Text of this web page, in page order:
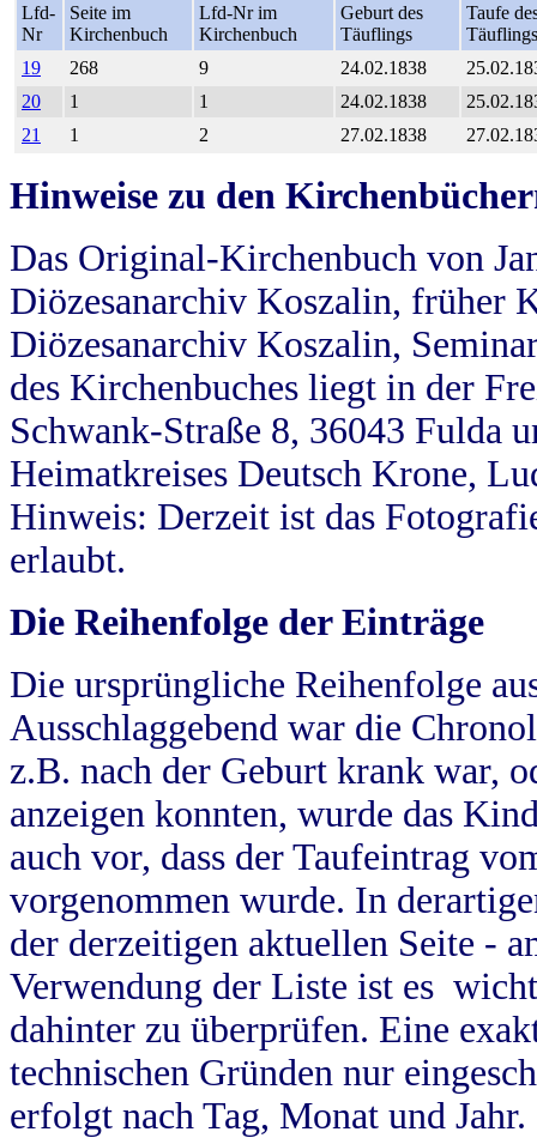
Lfd-
Nr
Seite im
Kirchenbuch
Lfd-Nr im
Kirchenbuch
Geburt des
Täuflings
Taufe
Täuflings
19
268 9 24.02.1838
20
1 1 24.02.1838
21
1 2 27.02.1838
Hinweise zu den
Das Original-Kirchenbuch von
Diözesanarchiv Koszalin, früher
Diözesanarchiv Koszalin,
des Kirchenbuches liegt in der
Schwank-Straße 8, 36043 Fulda
Heimatkreises Deutsch Krone,
Hinweis: Derzeit ist das
erlaubt.
Die Reihenfolge der Einträge
Die ursprüngliche Reihenfolge
Ausschlaggebend war die
z.B. nach der Geburt krank war,
anzeigen konnten, wurde das
auch vor, dass der Taufeintrag
vorgenommen wurde. In
der derzeitigen aktuellen Seite -
Verwendung der Liste ist es
dahinter zu überprüfen. Eine
technischen Gründen nur
erfolgt nach Tag, Monat und Jahr.